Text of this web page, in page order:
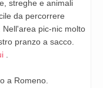
streghe e animali
da percorrere
pic-nic molto
pranzo a sacco.
a Romeno.